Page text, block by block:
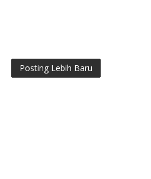
Posting Lebih Baru